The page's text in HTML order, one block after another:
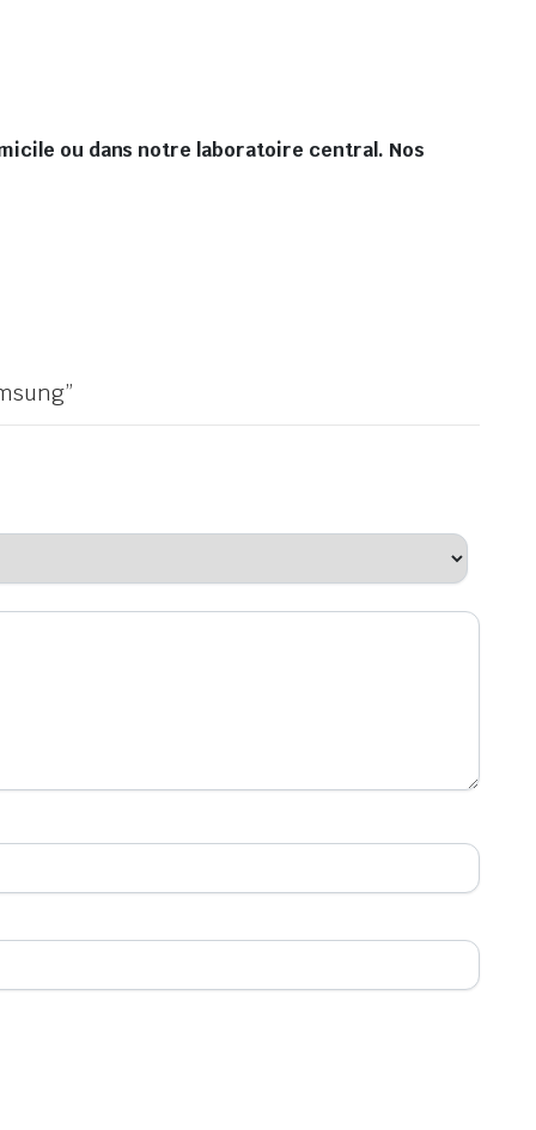
ou dans notre laboratoire central. Nos